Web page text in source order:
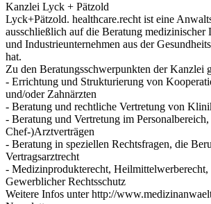
Kanzlei Lyck + Pätzold
Lyck+Pätzold. healthcare.recht ist eine
ausschließlich auf die Beratung medizinischer
und Industrieunternehmen aus der
hat.
Zu den Beratungsschwerpunkten der Kanzlei
- Errichtung und Strukturierung von
und/oder Zahnärzten
- Beratung und rechtliche Vertretung von
- Beratung und Vertretung im Personalbereich,
Chef-)Arztverträgen
- Beratung in speziellen Rechtsfragen, die
Vertragsarztrecht
- Medizinprodukterecht, Heilmittelwerberecht,
Gewerblicher Rechtsschutz
Weitere Infos unter http://